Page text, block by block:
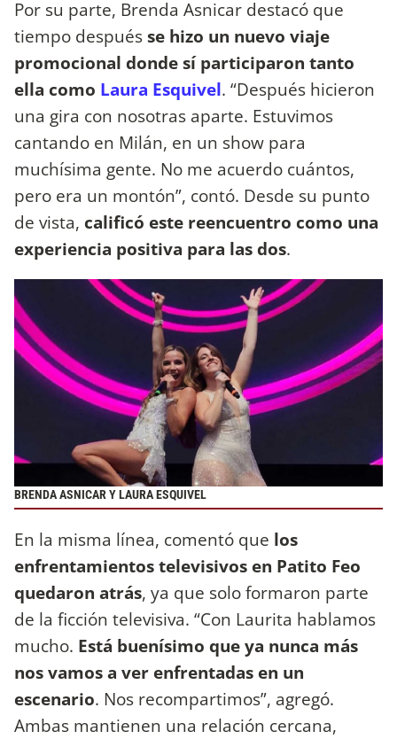
Por su parte, Brenda Asnicar destacó que
tiempo despuésse hizo un nuevo viaje
promocional donde sí participaron tanto
ella como Laura Esquivel. “Después hicieron
una gira con nosotras aparte. Estuvimos
cantando en Milán, en un show para
muchísima gente. No me acuerdo cuántos,
pero era un montón”, contó. Desde su punto
de vista, calificó este reencuentro como una
experiencia positiva para las dos.
BRENDA ASNICAR Y LAURA ESQUIVEL
En la misma línea, comentó que los
enfrentamientos televisivos en Patito Feo
quedaron atrás, ya que solo formaron parte
de la ficción televisiva. “Con Laurita hablamos
mucho. Está buenísimo que ya nunca más
nos vamos a ver enfrentadas en un
escenario. Nos recompartimos”, agregó.
Ambas mantienen una relación cercana,